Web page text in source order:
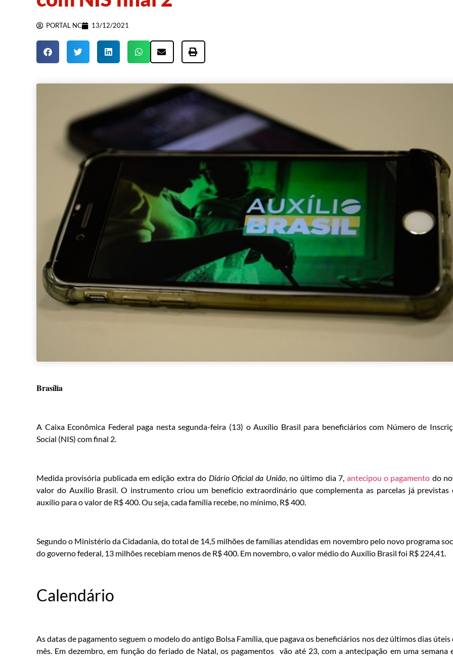
PORTAL NC 13/12/2021
Brasília
A Caixa Econômica Federal paga nesta segunda-feira (13) o Auxílio Brasil para beneficiários com Número de
Social (NIS) com final 2.
Medida provisória publicada em edição extra do Diário Oficial da União, no último dia 7, antecipou o pagamento do
valor do Auxílio Brasil. O instrumento criou um benefício extraordinário que complementa as parcelas já previstas
auxílio para o valor de R$ 400. Ou seja, cada família recebe, no mínimo, R$ 400.
Segundo o Ministério da Cidadania, do total de 14,5 milhões de famílias atendidas em novembro pelo novo programa
do governo federal, 13 milhões recebiam menos de R$ 400. Em novembro, o valor médio do Auxílio Brasil foi R$ 224,41.
Calendário
As datas de pagamento seguem o modelo do antigo Bolsa Família, que pagava os beneficiários nos dez últimos dias úteis
mês. Em dezembro, em função do feriado de Natal, os pagamentos vão até 23, com a antecipação em uma semana